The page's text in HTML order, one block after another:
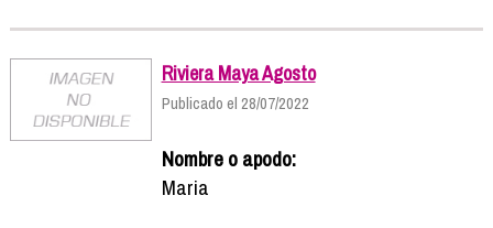
Riviera Maya Agosto
Publicado el 28/07/2022
Nombre o apodo:
Maria